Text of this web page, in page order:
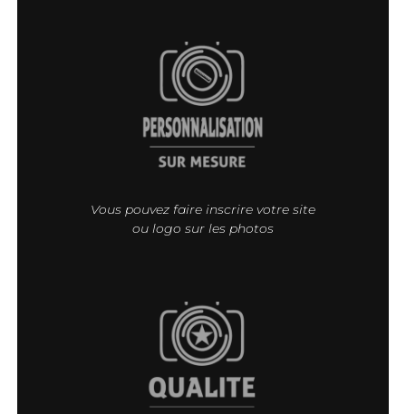
Vous pouvez faire inscrire votre site
ou logo sur les photos